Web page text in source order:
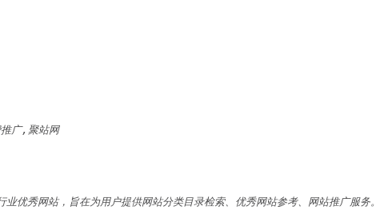
广,聚站网
优秀网站，旨在为用户提供网站分类目录检索、优秀网站参考、网站推广服务。